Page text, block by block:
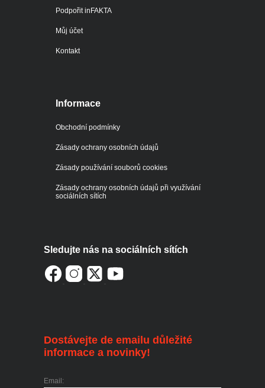
Podpořit inFAKTA
Můj účet
Kontakt
Informace
Obchodní podmínky
Zásady ochrany osobních údajů
Zásady používání souborů cookies
Zásady ochrany osobních údajů při využívání
sociálních sítích
Sledujte nás na sociálních sítích
Dostávejte de emailu důležité
informace a novinky!
Email: